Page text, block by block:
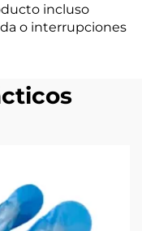
incluso
o interrupciones